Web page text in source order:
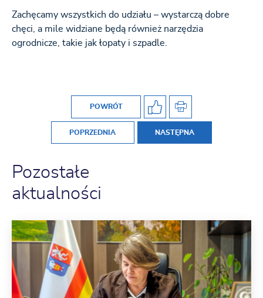
Zachęcamy wszystkich do udziału – wystarczą dobre
chęci, a mile widziane będą również narzędzia
ogrodnicze, takie jak łopaty i szpadle.
POWRÓT
POPRZEDNIA NASTĘPNA
Pozostałe
aktualności